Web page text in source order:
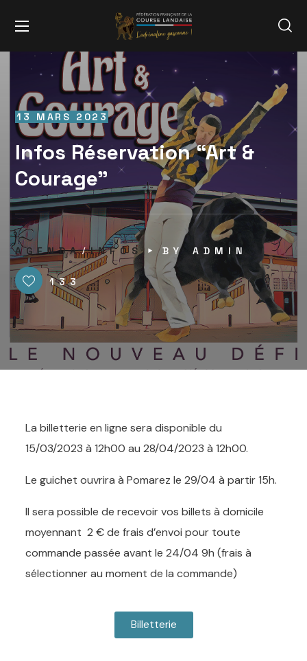
13 MARS 2023
Infos Réservation “Art &
Courage”
AGENDA INFOS BY ADMIN
133
La billetterie en ligne sera disponible du
15/03/2023 à 12h00 au 28/04/2023 à 12h00.
Le guichet ouvrira à Pomarez le 29/04 à partir 15h.
Il sera possible de recevoir vos billets à domicile
moyennant 2 € de frais d’envoi pour toute
commande passée avant le 24/04 9h (frais à
sélectionner au moment de la commande)
Billetterie